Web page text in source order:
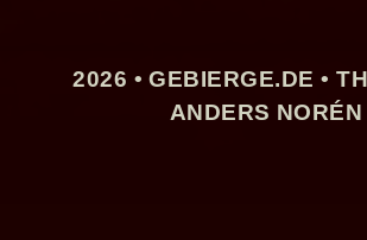
2026 •GEBIERGE.DE •
ANDERS NORÉN